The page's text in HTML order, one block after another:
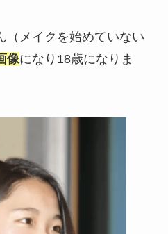
（メイクを始めていない
像になり18歳になりま